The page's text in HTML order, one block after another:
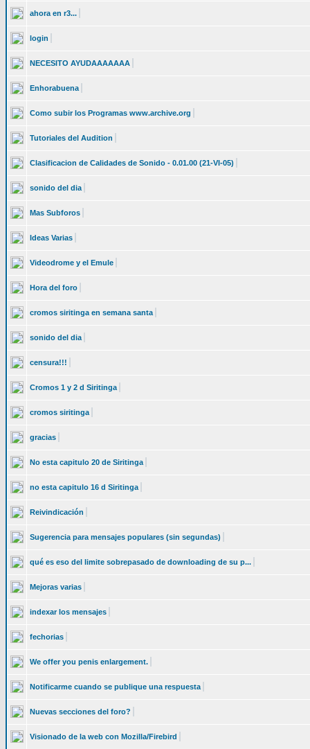
ahora en r3...
login
NECESITO AYUDAAAAAAA
Enhorabuena
Como subir los Programas www.archive.org
Tutoriales del Audition
Clasificacion de Calidades de Sonido - 0.01.00 (21-VI-05)
sonido del dia
Mas Subforos
Ideas Varias
Videodrome y el Emule
Hora del foro
cromos siritinga en semana santa
sonido del dia
censura!!!
Cromos 1 y 2 d Siritinga
cromos siritinga
gracias
No esta capitulo 20 de Siritinga
no esta capitulo 16 d Siritinga
Reivindicación
Sugerencia para mensajes populares (sin segundas)
qué es eso del limite sobrepasado de downloading de su p...
Mejoras varias
indexar los mensajes
fechorias
We offer you penis enlargement.
Notificarme cuando se publique una respuesta
Nuevas secciones del foro?
Visionado de la web con Mozilla/Firebird